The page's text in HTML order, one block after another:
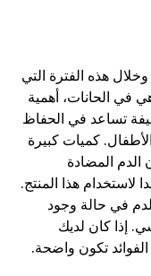
هذه الفترة التي
في الحانات، أهمية
تساعد في الحفاظ
كميات كبيرة
الدم المضادة
لاستخدام هذا المنتج.
في حالة وجود
إذا كان لديك
تكون واضحة.